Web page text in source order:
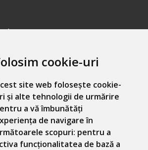
cookie-uri
site web folosește cookie-
și alte tehnologii de urmărire
a vă îmbunătăți
de navigare în
scopuri: pentru a
funcționalitatea de bază a
GDPR
respecta 100% prevederile GDPR.